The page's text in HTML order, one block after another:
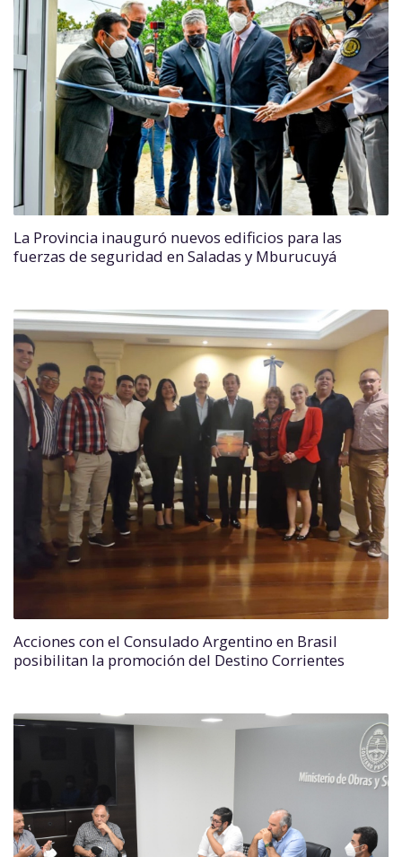
La Provincia inauguró nuevos edificios para las
fuerzas de seguridad en Saladas y Mburucuyá
Acciones con el Consulado Argentino en Brasil
posibilitan la promoción del Destino Corrientes